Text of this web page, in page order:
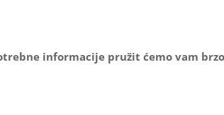
informacije pružit ćemo vam